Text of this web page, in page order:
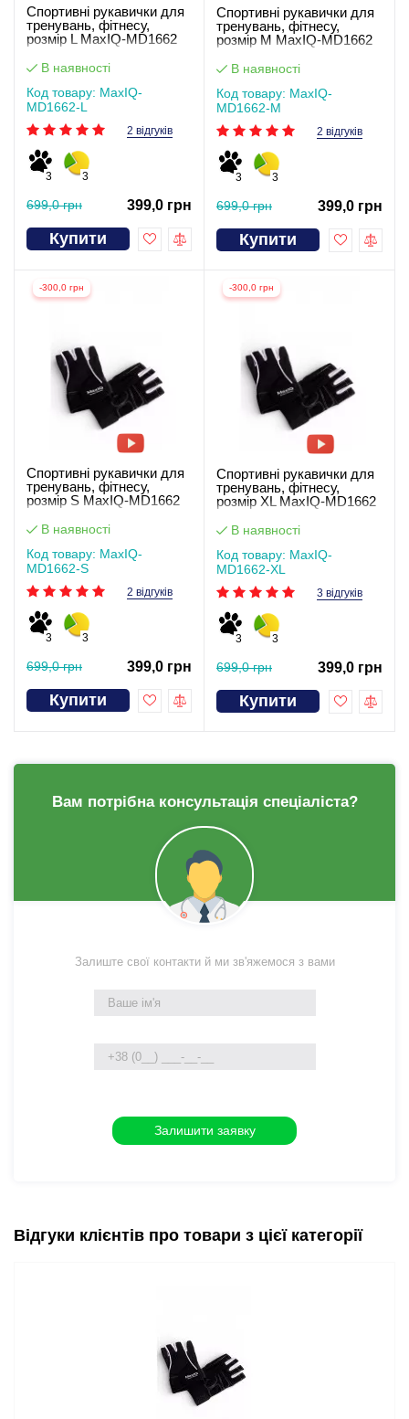
Спортивні рукавички для
тренувань, фітнесу,
розмір L MaxIQ-MD1662
В наявності
Код товару: MaxIQ-
MD1662-L
2 відгуків
3 3
699,0 грн 399,0 грн
Купити
Спортивні рукавички для
тренувань, фітнесу,
розмір M MaxIQ-MD1662
В наявності
Код товару: MaxIQ-
MD1662-М
2 відгуків
3 3
699,0 грн 399,0 грн
Купити
-300,0 грн
Спортивні рукавички для
тренувань, фітнесу,
розмір S MaxIQ-MD1662
В наявності
Код товару: MaxIQ-
MD1662-S
2 відгуків
3 3
699,0 грн 399,0 грн
Купити
-300,0 грн
Спортивні рукавички для
тренувань, фітнесу,
розмір XL MaxIQ-MD1662
В наявності
Код товару: MaxIQ-
MD1662-XL
3 відгуків
3 3
699,0 грн 399,0 грн
Купити
Вам потрібна консультація спеціаліста?
Залиште свої контакти й ми зв'яжемося з вами
Відгуки клієнтів про товари з цієї категорії